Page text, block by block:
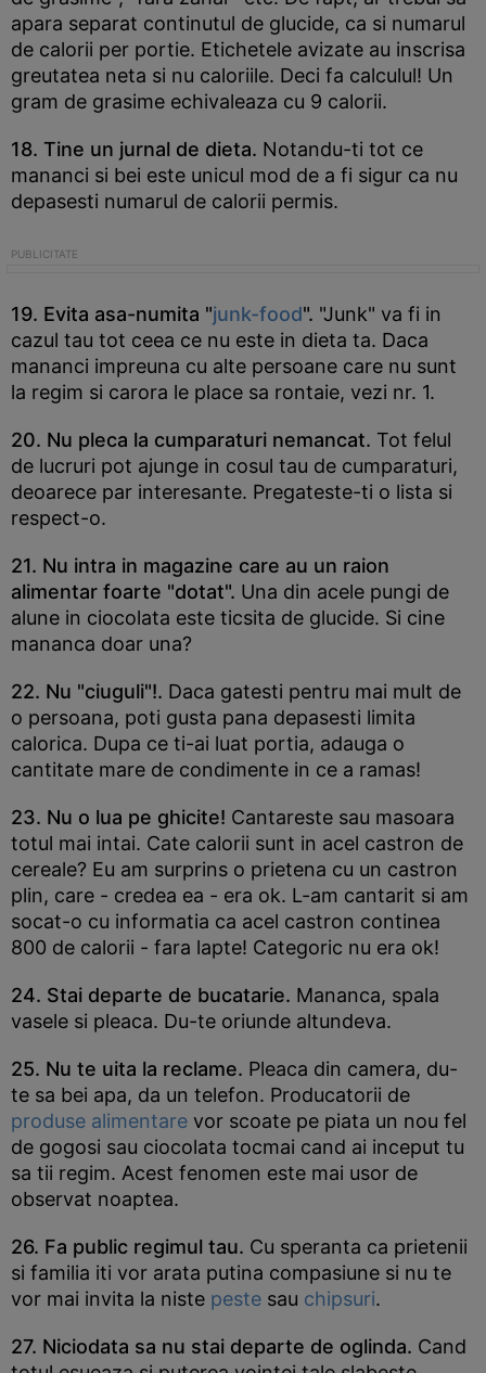
apara separat continutul de glucide, ca si numarul
de calorii per portie. Etichetele avizate au inscrisa
greutatea neta si nu caloriile. Deci fa calculul! Un
gram de grasime echivaleaza cu 9 calorii.
18. Tine un jurnal de dieta. Notandu-ti tot ce
mananci si bei este unicul mod de a fi sigur ca nu
depasesti numarul de calorii permis.
19. Evita asa-numita "junk-food". "Junk" va fi in
cazul tau tot ceea ce nu este in dieta ta. Daca
mananci impreuna cu alte persoane care nu sunt
la regim si carora le place sa rontaie, vezi nr. 1.
20. Nu pleca la cumparaturi nemancat. Tot felul
de lucruri pot ajunge in cosul tau de cumparaturi,
deoarece par interesante. Pregateste-ti o lista si
respect-o.
21. Nu intra in magazine care au un raion
alimentar foarte "dotat". Una din acele pungi de
alune in ciocolata este ticsita de glucide. Si cine
mananca doar una?
22. Nu "ciuguli"!. Daca gatesti pentru mai mult de
o persoana, poti gusta pana depasesti limita
calorica. Dupa ce ti-ai luat portia, adauga o
cantitate mare de condimente in ce a ramas!
23. Nu o lua pe ghicite! Cantareste sau masoara
totul mai intai. Cate calorii sunt in acel castron de
cereale? Eu am surprins o prietena cu un castron
plin, care - credea ea - era ok. L-am cantarit si am
socat-o cu informatia ca acel castron continea
800 de calorii - fara lapte! Categoric nu era ok!
24. Stai departe de bucatarie. Mananca, spala
vasele si pleaca. Du-te oriunde altundeva.
25. Nu te uita la reclame. Pleaca din camera, du-
te sa bei apa, da un telefon. Producatorii de
produse alimentare vor scoate pe piata un nou fel
de gogosi sau ciocolata tocmai cand ai inceput tu
sa tii regim. Acest fenomen este mai usor de
observat noaptea.
26. Fa public regimul tau. Cu speranta ca prietenii
si familia iti vor arata putina compasiune si nu te
vor mai invita la niste peste sau chipsuri.
27. Niciodata sa nu stai departe de oglinda. Cand